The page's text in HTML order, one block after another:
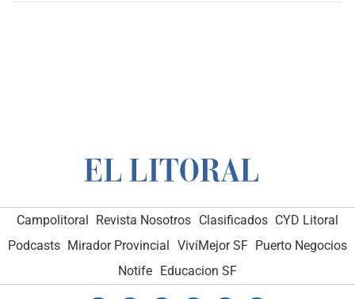
Campolitoral Revista Nosotros Clasificados CYD Litoral
Podcasts Mirador Provincial VivíMejor SF Puerto Negocios
Notife Educacion SF